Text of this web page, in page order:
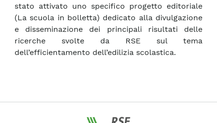
stato attivato uno specifico progetto editoriale
(La scuola in bolletta) dedicato alla divulgazione
e disseminazione dei principali risultati delle
ricerche svolte da RSE sul tema
dell’efficientamento dell’edilizia scolastica.